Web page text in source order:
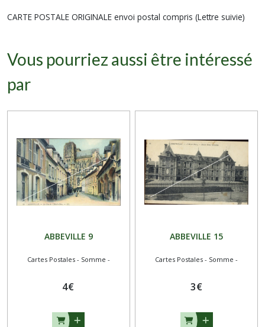
CARTE POSTALE ORIGINALE envoi postal compris (Lettre suivie)
Vous pourriez aussi être intéressé
par
ABBEVILLE 9
Cartes Postales - Somme -
4€
ABBEVILLE 15
Cartes Postales - Somme -
3€